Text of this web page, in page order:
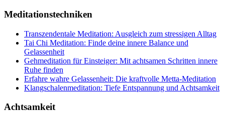
Meditationstechniken
Transzendentale Meditation: Ausgleich zum stressigen Alltag
Tai Chi Meditation: Finde deine innere Balance und
Gelassenheit
Gehmeditation für Einsteiger: Mit achtsamen Schritten innere
Ruhe finden
Erfahre wahre Gelassenheit: Die kraftvolle Metta-Meditation
Klangschalenmeditation: Tiefe Entspannung und Achtsamkeit
Achtsamkeit